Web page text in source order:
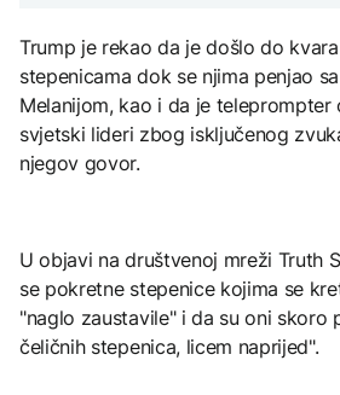
Britanska
kovnica iz
otpada
Trump je rekao da je došlo do
stepenicama dok se njima penjao
Melanijom, kao i da je teleprompter
svjetski lideri zbog isključenog
njegov govor.
U objavi na društvenoj mreži Truth
se pokretne stepenice kojima se
"naglo zaustavile" i da su oni skoro
čeličnih stepenica, licem naprijed".